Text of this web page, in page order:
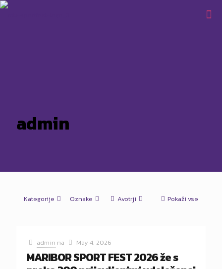
admin
Kategorije Oznake Avotrji Pokaži vse
admin na May 4, 2026
MARIBOR SPORT FEST 2026 že s